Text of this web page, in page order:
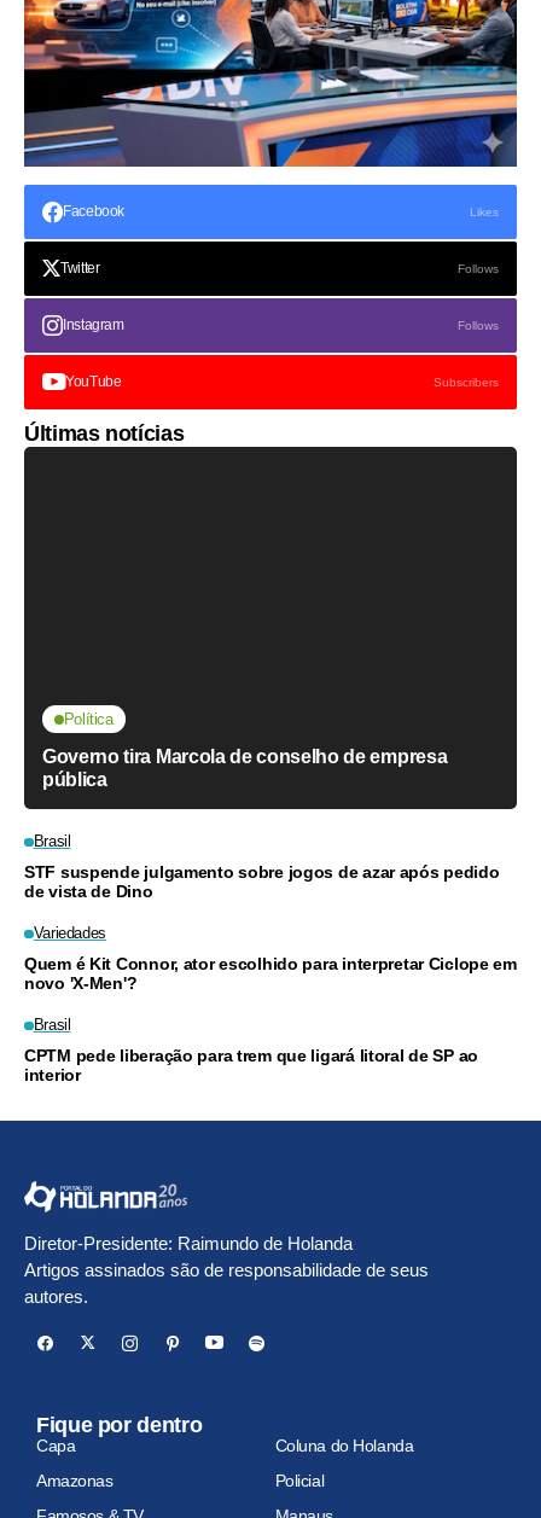
Facebook Likes
Twitter Follows
Instagram Follows
YouTube Subscribers
Últimas notícias
Política
Governo tira Marcola de conselho de empresa
pública
Brasil
STF suspende julgamento sobre jogos de azar após pedido
de vista de Dino
Variedades
Quem é Kit Connor, ator escolhido para interpretar Ciclope em
novo 'X-Men'?
Brasil
CPTM pede liberação para trem que ligará litoral de SP ao
interior
Diretor-Presidente: Raimundo de Holanda
Artigos assinados são de responsabilidade de seus
autores.
Fique por dentro
Capa
Coluna do Holanda
Amazonas
Policial